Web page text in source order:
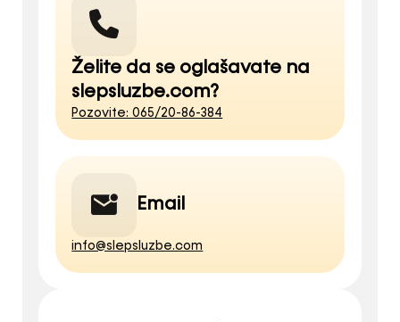
Želite da se oglašavate na
slepsluzbe.com?
Pozovite: 065/20-86-384
Email
info@slepsluzbe.com